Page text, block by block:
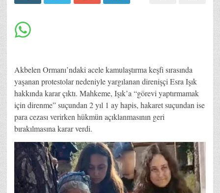
Akbelen Ormanı’ndaki acele kamulaştırma keşfi sırasında
yaşanan protestolar nedeniyle yargılanan direnişçi Esra Işık
hakkında karar çıktı. Mahkeme, Işık’a “görevi yaptırmamak
için direnme” suçundan 2 yıl 1 ay hapis, hakaret suçundan ise
para cezası verirken hükmün açıklanmasının geri
bırakılmasına karar verdi.